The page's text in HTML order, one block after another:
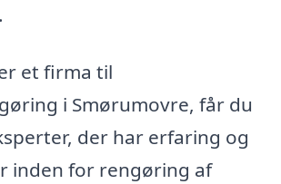
et firma til
i Smørumovre, får du
der har erfaring og
inden for rengøring af